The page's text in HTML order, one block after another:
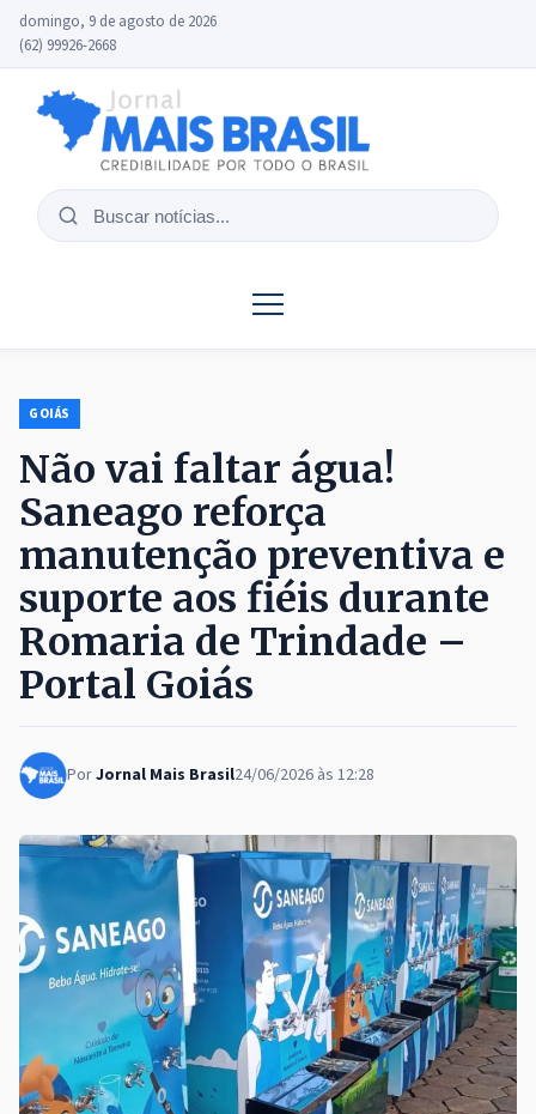
domingo, 9 de agosto de 2026
(62) 99926-2668
Buscar
GOIÁS
Não vai faltar água!
Saneago reforça
manutenção preventiva e
suporte aos fiéis durante
Romaria de Trindade –
Portal Goiás
PorJornal Mais Brasil24/06/2026 às 12:28